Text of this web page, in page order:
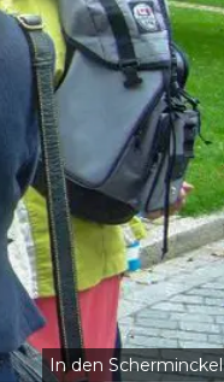
In den Scherminckel